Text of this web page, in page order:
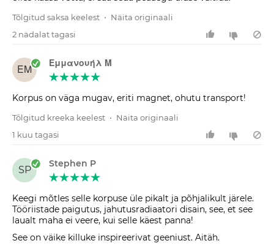
Tõlgitud saksa keelest • Näita originaali
2 nädalat tagasi
ΕΜ
Εμμανουήλ Μ
Korpus on väga mugav, eriti magnet, ohutu transport!
Tõlgitud kreeka keelest • Näita originaali
1 kuu tagasi
SP
Stephen P
Keegi mõtles selle korpuse üle pikalt ja põhjalikult järele.
Tööriistade paigutus, jahutusradiaatori disain, see, et see
laualt maha ei veere, kui selle käest panna!
See on väike killuke inspireerivat geeniust. Aitäh.